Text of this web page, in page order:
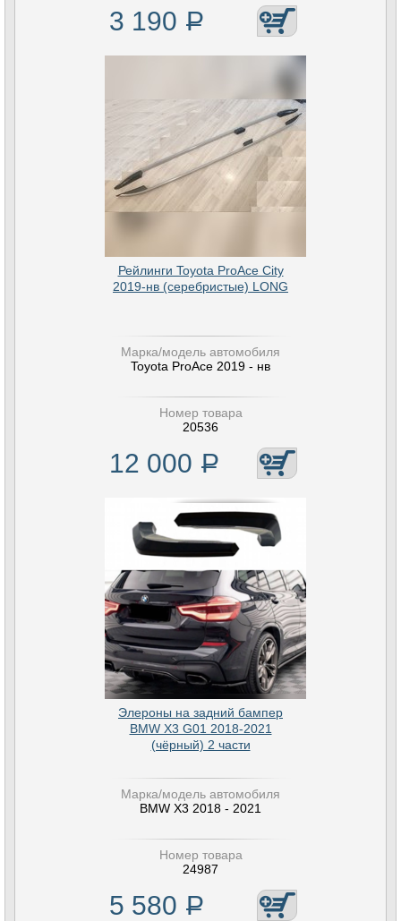
3 190 Р
Рейлинги Toyota ProAce City
2019-нв (серебристые) LONG
Марка/модель автомобиля
Toyota ProAce 2019 - нв
Номер товара
20536
12 000 Р
Элероны на задний бампер
BMW X3 G01 2018-2021
(чёрный) 2 части
Марка/модель автомобиля
BMW X3 2018 - 2021
Номер товара
24987
5 580 Р